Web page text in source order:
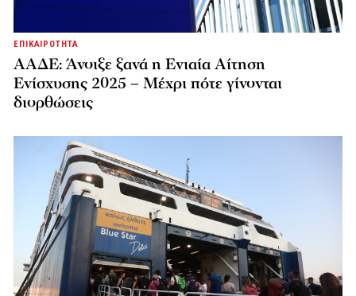
ΕΠΙΚΑΙΡΟΤΗΤΑ
ΑΑΔΕ: Άνοιξε ξανά η Ενιαία Αίτηση
Ενίσχυσης 2025 – Μέχρι πότε γίνονται
διορθώσεις